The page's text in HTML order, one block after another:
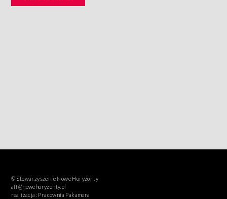
© Stowarzyszenie Nowe Horyzonty
aff@nowehoryzonty.pl
realizacja: Pracownia Pakamera